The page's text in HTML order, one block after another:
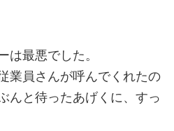
は最悪でした。
業員さんが呼んでくれたの
んと待ったあげくに、すっ